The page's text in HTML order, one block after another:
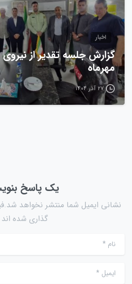
اخبار
گزارش جلسه تقدیر از نیروی
مهرماه
۲۷ آذر ۱۴۰۴
یک پاسخ
نشانی ایمیل شما منتشر نخواهد
گذاری شده
نام*
ایمیل *